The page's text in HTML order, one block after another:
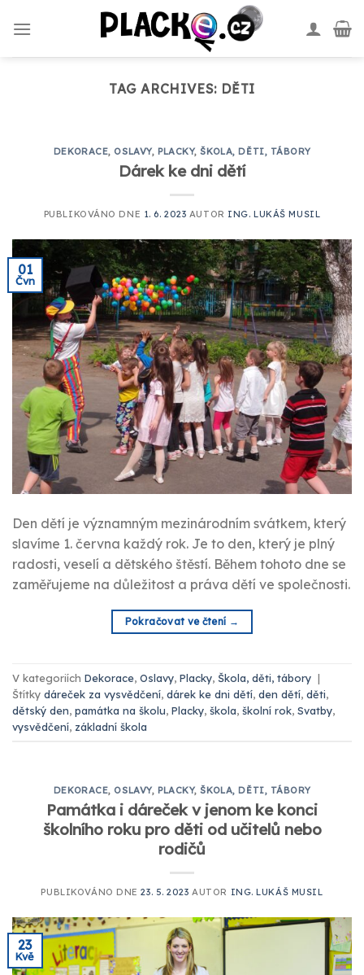
TAG ARCHIVES: DĚTI
DEKORACE,OSLAVY, PLACKY,ŠKOLA, DĚTI, TÁBORY
Dárek ke dni dětí
PUBLIKOVÁNO DNE 1. 6. 2023 AUTOR ING. LUKÁŠ MUSIL
01
Čvn
Den dětí je významným mezinárodním svátkem, který
slavíme 1. června každý rok. Je to den, který je plný
radosti, veselí a dětského štěstí. Během tohoto dne se
zaměřujeme na důležitost a práva dětí ve společnosti.
Pokračovat ve čtení →
V kategoriích Dekorace, Oslavy, Placky, Škola, děti, tábory |
Štítky dáreček za vysvědčení, dárek ke dni dětí, den dětí, děti,
dětský den, památka na školu, Placky, škola, školní rok, Svatby,
vysvědčení, základní škola
DEKORACE,OSLAVY, PLACKY,ŠKOLA, DĚTI, TÁBORY
Památka i dáreček v jenom ke konci
školního roku pro děti od učitelů nebo
rodičů
PUBLIKOVÁNO DNE23. 5. 2023 AUTOR ING. LUKÁŠ MUSIL
23
Kvě